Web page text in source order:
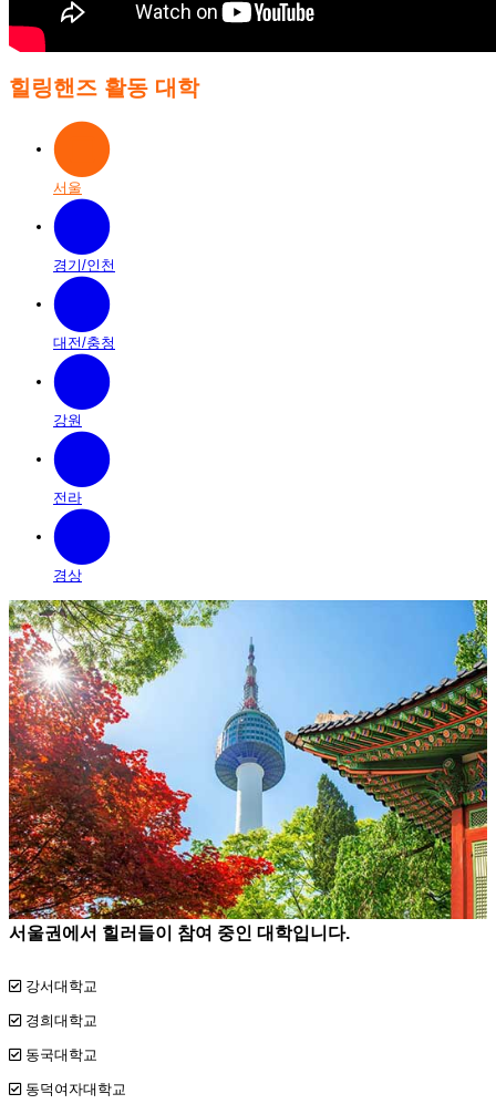
힐링핸즈 활동 대학
서울
경기/인천
대전/충청
강원
전라
경상
서울권에서 힐러들이 참여 중인 대학입니다.
강서대학교
경희대학교
동국대학교
동덕여자대학교